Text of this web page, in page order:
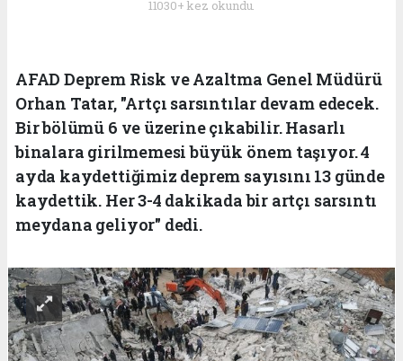
11030+ kez okundu.
AFAD Deprem Risk ve Azaltma Genel Müdürü
Orhan Tatar, "Artçı sarsıntılar devam edecek.
Bir bölümü 6 ve üzerine çıkabilir. Hasarlı
binalara girilmemesi büyük önem taşıyor. 4
ayda kaydettiğimiz deprem sayısını 13 günde
kaydettik. Her 3-4 dakikada bir artçı sarsıntı
meydana geliyor" dedi.